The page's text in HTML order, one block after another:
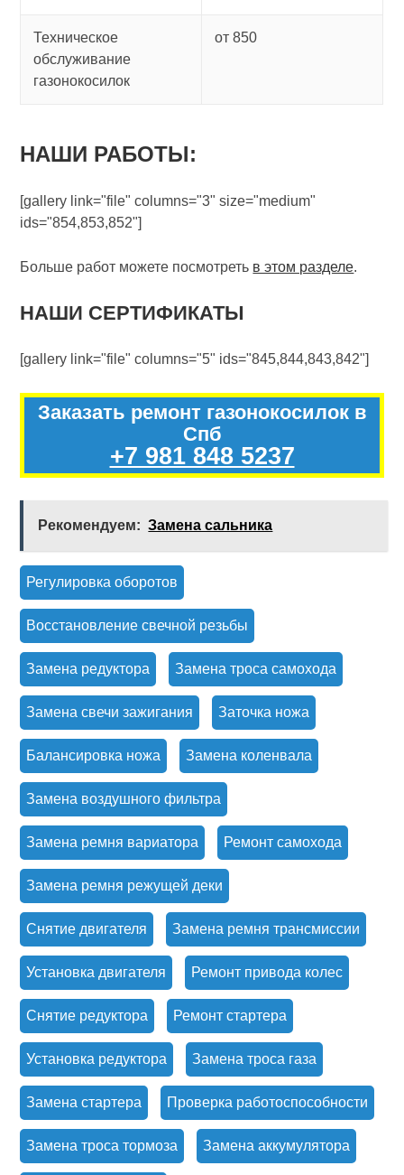
Техническое
обслуживание
газонокосилок
от 850
НАШИ РАБОТЫ:
[gallery link="file" columns="3" size="medium"
ids="854,853,852"]
Больше работ можете посмотреть в этом разделе.
НАШИ СЕРТИФИКАТЫ
[gallery link="file" columns="5" ids="845,844,843,842"]
Заказать ремонт газонокосилок в
Спб
+7 981 848 5237
Рекомендуем: Замена сальника
Регулировка оборотов
Восстановление свечной резьбы
Замена редуктора Замена троса самохода
Замена свечи зажигания Заточка ножа
Балансировка ножа Замена коленвала
Замена воздушного фильтра
Замена ремня вариатора Ремонт самохода
Замена ремня режущей деки
Снятие двигателя Замена ремня трансмиссии
Установка двигателя Ремонт привода колес
Снятие редуктора Ремонт стартера
Установка редуктора Замена троса газа
Замена стартера Проверка работоспособности
Замена троса тормоза Замена аккумулятора